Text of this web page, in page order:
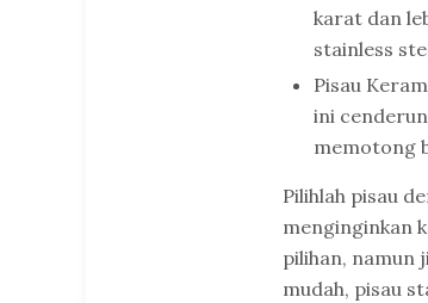
karat dan
stainless
Pisau
ini
memotong
Pilihlah pisau
menginginkan
pilihan, namun
mudah, pisau